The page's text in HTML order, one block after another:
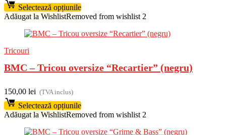
Selectează opțiunile
Adăugat la WishlistRemoved from wishlist 2
Tricouri
BMC – Tricou oversize “Recartier” (negru)
150,00 lei (TVA inclus)
Selectează opțiunile
Adăugat la WishlistRemoved from wishlist 2